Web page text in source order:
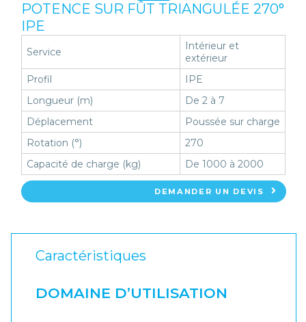
POTENCE SUR FÛT TRIANGULÉE 270°
IPE
Service
Intérieur et
extérieur
Profil
IPE
Longueur (m)
De 2 à 7
Déplacement
Poussée sur charge
Rotation (°)
270
Capacité de charge (kg)
De 1000 à 2000
DEMANDER UN DEVIS
Caractéristiques
DOMAINE D’UTILISATION